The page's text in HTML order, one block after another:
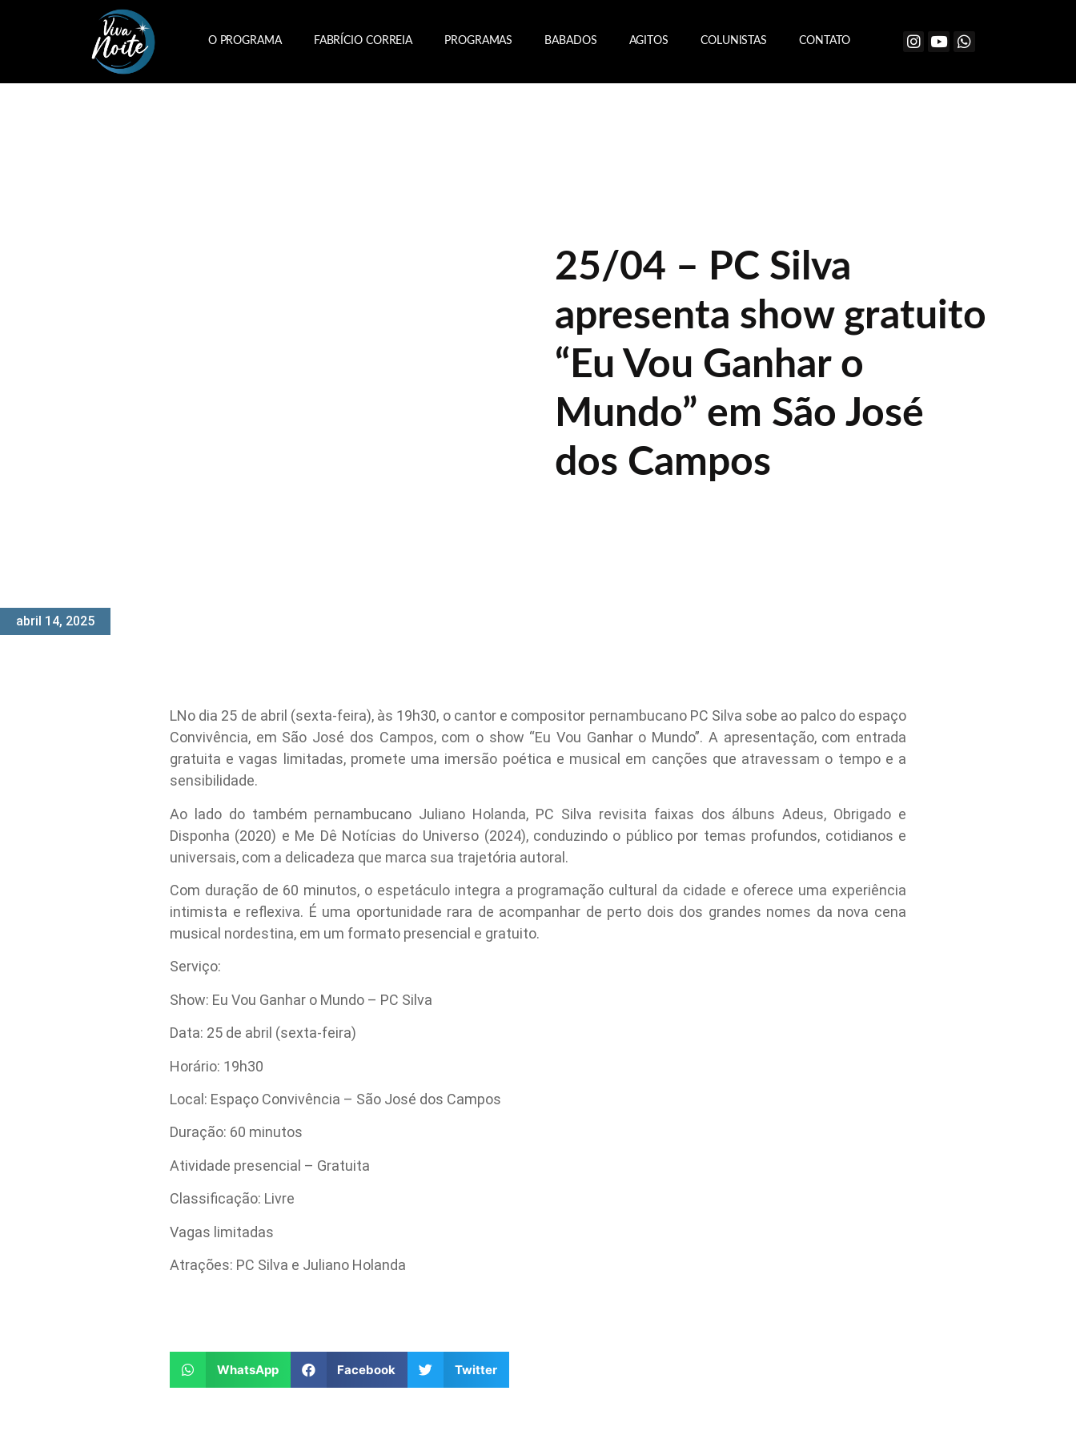
O PROGRAMA FABRÍCIO CORREIA PROGRAMAS BABADOS AGITOS COLUNISTAS CONTATO
abril 14, 2025
25/04 – PC Silva
apresenta show gratuito
“Eu Vou Ganhar o
Mundo” em São José
dos Campos
LNo dia 25 de abril (sexta-feira), às 19h30, o cantor e compositor pernambucano PC Silva sobe ao palco do espaço
Convivência, em São José dos Campos, com o show “Eu Vou Ganhar o Mundo”. A apresentação, com entrada
gratuita e vagas limitadas, promete uma imersão poética e musical em canções que atravessam o tempo e a
sensibilidade.
Ao lado do também pernambucano Juliano Holanda, PC Silva revisita faixas dos álbuns Adeus, Obrigado e
Disponha (2020) e Me Dê Notícias do Universo (2024), conduzindo o público por temas profundos, cotidianos e
universais, com a delicadeza que marca sua trajetória autoral.
Com duração de 60 minutos, o espetáculo integra a programação cultural da cidade e oferece uma experiência
intimista e reflexiva. É uma oportunidade rara de acompanhar de perto dois dos grandes nomes da nova cena
musical nordestina, em um formato presencial e gratuito.
Serviço:
Show: Eu Vou Ganhar o Mundo – PC Silva
Data: 25 de abril (sexta-feira)
Horário: 19h30
Local: Espaço Convivência – São José dos Campos
Duração: 60 minutos
Atividade presencial – Gratuita
Classificação: Livre
Vagas limitadas
Atrações: PC Silva e Juliano Holanda
WhatsApp Facebook Twitter